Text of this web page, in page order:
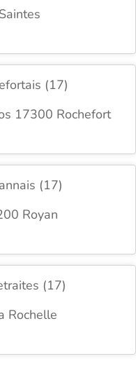
(17)
17300 Rochefort
(17)
Royan
(17)
Rochelle